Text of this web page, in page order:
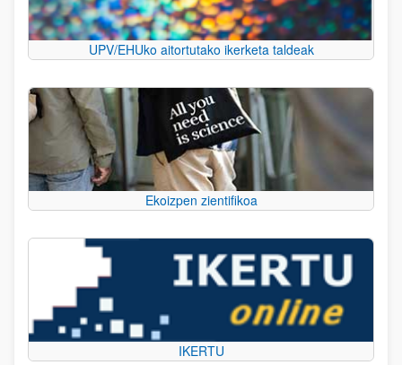
UPV/EHUko aitortutako ikerketa taldeak
Ekoizpen zientifikoa
IKERTU